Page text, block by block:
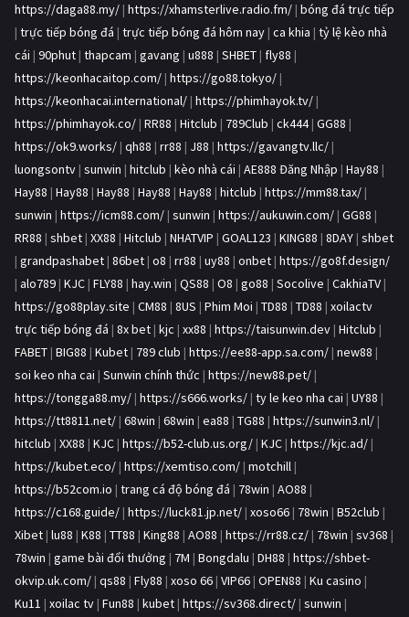
https://daga88.my/ | https://xhamsterlive.radio.fm/ | bóng đá trực tiếp
| trực tiếp bóng đá | trực tiếp bóng đá hôm nay | ca khia | tỷ lệ kèo nhà
cái | 90phut | thapcam | gavang | u888 | SHBET | fly88 |
https://keonhacaitop.com/ | https://go88.tokyo/ |
https://keonhacai.international/ | https://phimhayok.tv/ |
https://phimhayok.co/ | RR88 | Hitclub | 789Club | ck444| GG88 |
https://ok9.works/ | qh88 | rr88 | J88 | https://gavangtv.llc/ |
luongsontv | sunwin | hitclub | kèo nhà cái | AE888 Đăng Nhập | Hay88 |
Hay88 | Hay88 | Hay88 | Hay88 | Hay88 | hitclub | https://mm88.tax/ |
sunwin | https://icm88.com/ | sunwin | https://aukuwin.com/ | GG88 |
RR88 | shbet | XX88 | Hitclub | NHATVIP | GOAL123 | KING88 | 8DAY | shbet
| grandpashabet | 86bet | o8 | rr88 | uy88 | onbet | https://go8f.design/
| alo789 | KJC | FLY88 | hay.win | QS88 | O8 | go88 | Socolive | CakhiaTV |
https://go88play.site | CM88 | 8US | Phim Moi | TD88 | TD88 | xoilactv
trực tiếp bóng đá | 8x bet | kjc | xx88 | https://taisunwin.dev | Hitclub |
FABET | BIG88 | Kubet | 789 club | https://ee88-app.sa.com/ | new88 |
soi keo nha cai | Sunwin chính thức | https://new88.pet/ |
https://tongga88.my/ | https://s666.works/ | ty le keo nha cai | UY88 |
https://tt8811.net/ | 68win | 68win | ea88 | TG88 | https://sunwin3.nl/ |
hitclub | XX88 | KJC | https://b52-club.us.org/ | KJC | https://kjc.ad/ |
https://kubet.eco/ | https://xemtiso.com/ | motchill |
https://b52com.io | trang cá độ bóng đá | 78win | AO88 |
https://c168.guide/ | https://luck81.jp.net/ | xoso66 | 78win | B52club |
Xibet | lu88 | K88 | TT88 | King88 | AO88 | https://rr88.cz/ | 78win | sv368 |
78win | game bài đổi thưởng | 7M | Bongdalu | DH88 | https://shbet-
okvip.uk.com/ | qs88 | Fly88 | xoso 66 | VIP66 | OPEN88 | Ku casino |
Ku11 | xoilac tv | Fun88 | kubet | https://sv368.direct/ | sunwin |